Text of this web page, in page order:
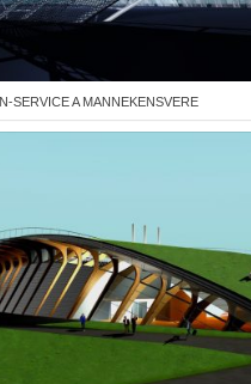
SERVICE A MANNEKENSVERE